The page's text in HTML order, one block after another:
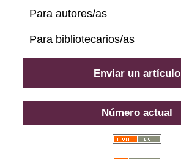
Para autores/as
Para bibliotecarios/as
Enviar un artículo
Número actual